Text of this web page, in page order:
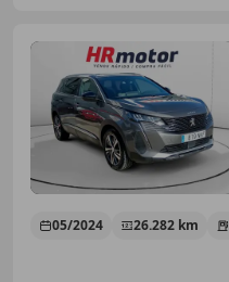
05/2024 26.282 km